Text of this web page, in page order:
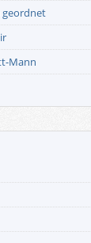
geordnet
Mann